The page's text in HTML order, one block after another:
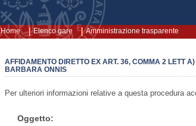
Home Elenco gare Amministrazione trasparente
AFFIDAMENTO DIRETTO EX ART. 36, COMMA 2 LETT
BARBARA ONNIS
Per ulteriori informazioni relative a questa procedura
Oggetto: